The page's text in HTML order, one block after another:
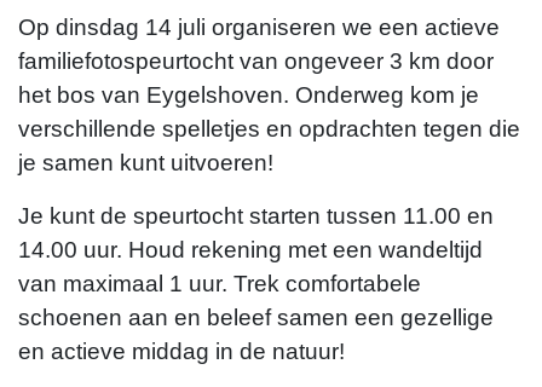
Mishana Bremen
m.bremen@themovefactory.nl
Op dinsdag 14 juli organiseren we een actieve
familiefotospeurtocht van ongeveer 3 km door
het bos van Eygelshoven. Onderweg kom je
verschillende spelletjes en opdrachten tegen die
je samen kunt uitvoeren!
Je kunt de speurtocht starten tussen 11.00 en
14.00 uur. Houd rekening met een wandeltijd
van maximaal 1 uur. Trek comfortabele
schoenen aan en beleef samen een gezellige
en actieve middag in de natuur!